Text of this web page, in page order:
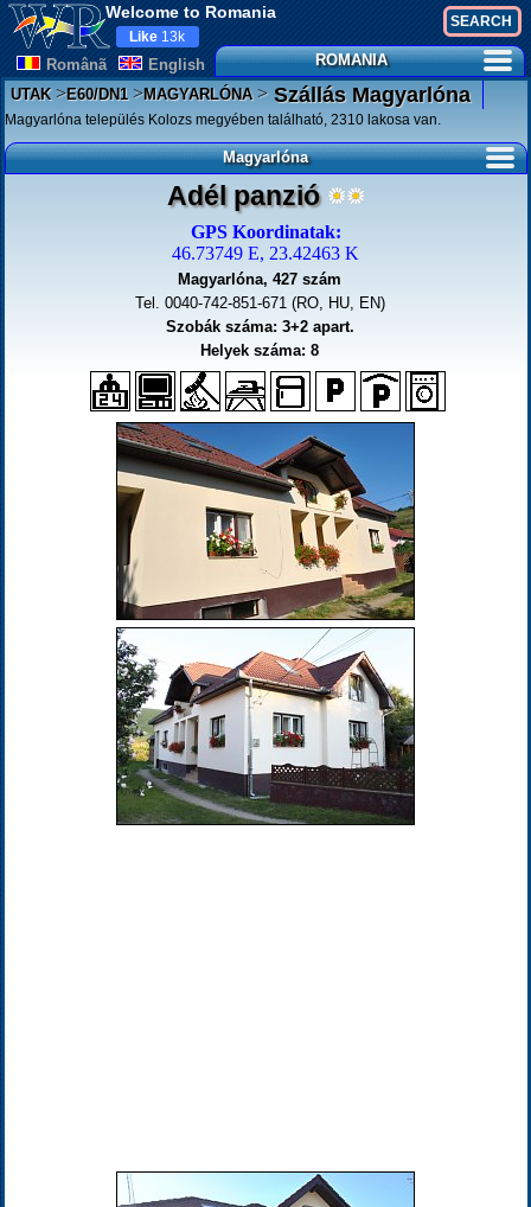
Welcome to Romania
Românã English
Like 13k
ROMANIA
UTAK>E60/DN1>MAGYARLÓNA>Szállás Magyarlóna
Magyarlóna település Kolozs megyében található, 2310 lakosa van.
Magyarlóna
Adél panzió
GPS Koordinatak:
46.73749 E, 23.42463 K
Magyarlóna, 427 szám
Tel. 0040-742-851-671 (RO, HU, EN)
Szobák száma: 3+2 apart.
Helyek száma: 8